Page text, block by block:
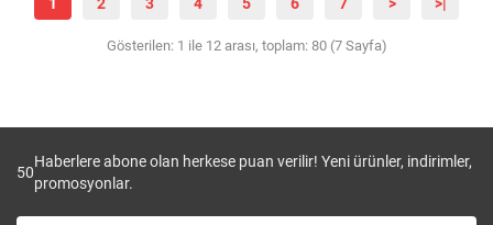
Gösterilen: 1 ile 12 arası, toplam: 80 (7 Sayfa)
50
Haberlere abone olan herkese puan verilir! Yeni ürünler, indirimler,
promosyonlar.